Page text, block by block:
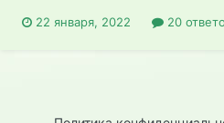
стоит на жердочке в странном
22 января, 2022 20